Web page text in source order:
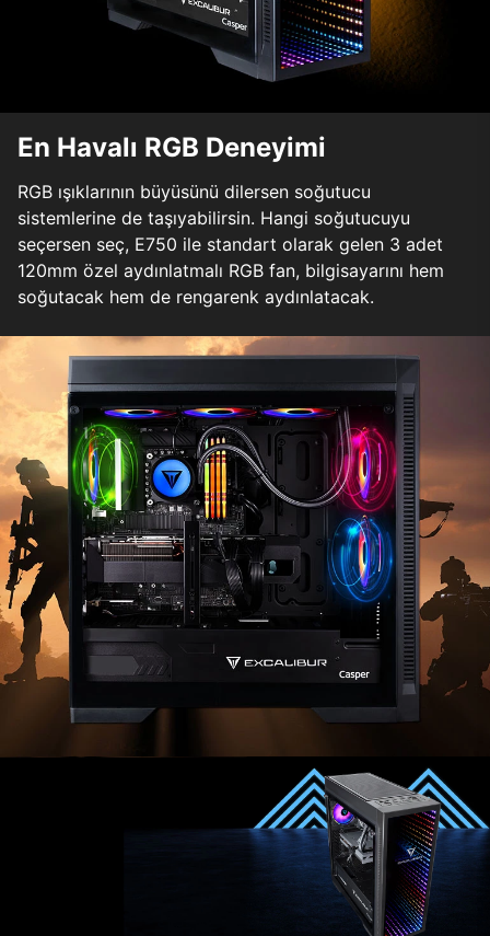
En Havalı RGB Deneyimi
RGB ışıklarının büyüsünü dilersen soğutucu
sistemlerine de taşıyabilirsin. Hangi soğutucuyu
seçersen seç, E750 ile standart olarak gelen 3 adet
120mm özel aydınlatmalı RGB fan, bilgisayarını hem
soğutacak hem de rengarenk aydınlatacak.